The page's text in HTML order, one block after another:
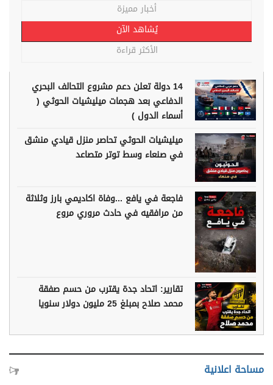
أخبار مميزة
يُشاهد الآن
الأكثر قراءة
14 دولة تعلن دعم مشروع التحالف البحري
الدفاعي بعد هجمات ميليشيات الحوثي (
أسماء الدول )
ميليشيات الحوثي تحاصر منزل قيادي منشق
في صنعاء وسط توتر متصاعد
فاجعة في يافع ...وفاة اكاديمي بارز وثلاثة
من مرافقيه في حادث مروري مروع
تقارير: اتحاد جدة يقترب من حسم صفقة
محمد صلاح بمبلغ 25 مليون دولار سنويا
مساحة اعلانية